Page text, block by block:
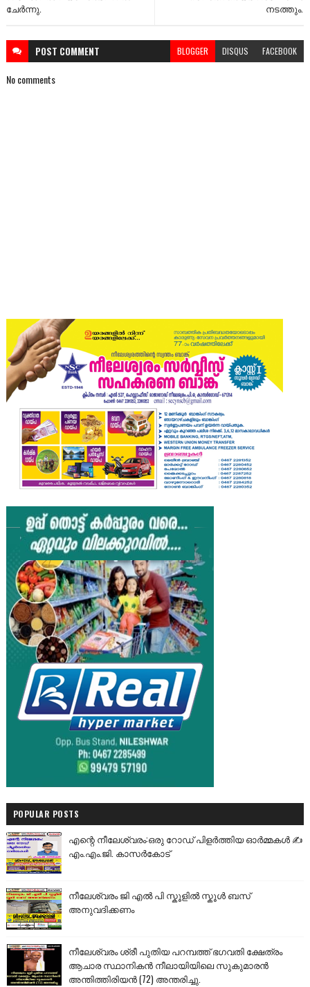
നടത്തും.
ചേർന്നു.
POST COMMENT BLOGGER DISQUS FACEBOOK
No comments
POPULAR POSTS
എന്റെ നീലേശ്വരം:ഒരു റോഡ് പിളർത്തിയ ഓർമ്മകൾ ✍️
എം.എം.ജി. കാസർകോട്
നീലേശ്വരം ജി എൽ പി സ്കൂളിൽ സ്കൂൾ ബസ്
അനുവദിക്കണം
നീലേശ്വരം ശ്രീ പുതിയ പറമ്പത്ത് ഭഗവതി ക്ഷേത്രം
ആചാര സ്ഥാനികൻ നീലായിയിലെ സുകുമാരൻ
അന്തിത്തിരിയൻ (72) അന്തരിച്ചു.